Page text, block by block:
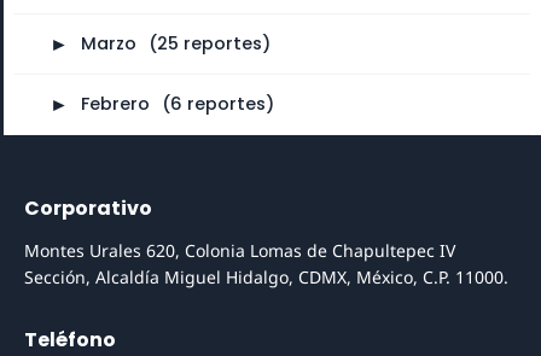
► Marzo (25 reportes)
► Febrero (6 reportes)
Corporativo
Montes Urales 620, Colonia Lomas de Chapultepec IV
Sección, Alcaldía Miguel Hidalgo, CDMX, México, C.P. 11000.
Teléfono